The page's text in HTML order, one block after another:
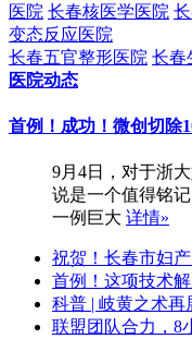
医院 长春核医学医院
变态反应医院
长春五官整形医院 长春
医院动态
首例！成功！微创切除
9月4日，对于浙
说是一个值得铭
一例巨大 详情»
祝贺！长春市妇
首例！这项技术
科普 | 岐黄之术
联盟团队合力，8